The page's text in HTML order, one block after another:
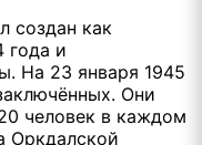
создан как
года и
На 23 января 1945
Они
человек в каждом
Оркдалской